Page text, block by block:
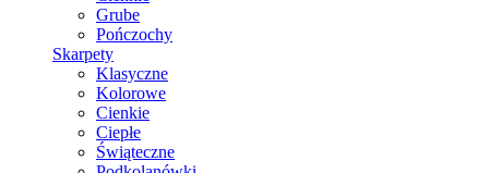
Grube
Pończochy
Skarpety
Klasyczne
Kolorowe
Cienkie
Ciepłe
Świąteczne